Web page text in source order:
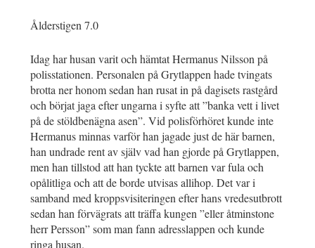
Ålderstigen 7.0
Idag har husan varit och hämtat Hermanus Nilsson på
polisstationen. Personalen på Grytlappen hade tvingats
brotta ner honom sedan han rusat in på dagisets rastgård
och börjat jaga efter ungarna i syfte att ”banka vett i livet
på de stöldbenägna asen”. Vid polisförhöret kunde inte
Hermanus minnas varför han jagade just de här barnen,
han undrade rent av själv vad han gjorde på Grytlappen,
men han tillstod att han tyckte att barnen var fula och
opålitliga och att de borde utvisas allihop. Det var i
samband med kroppsvisiteringen efter hans vredesutbrott
sedan han förvägrats att träffa kungen ”eller åtminstone
herr Persson” som man fann adresslappen och kunde
ringa husan.